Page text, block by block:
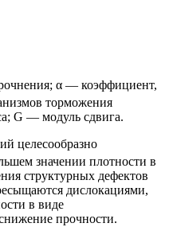
α — коэффициент,
торможения
G — модуль сдвига.
целесообразно
значении плотности в
структурных дефектов
дислокациями,
в виде
прочности.